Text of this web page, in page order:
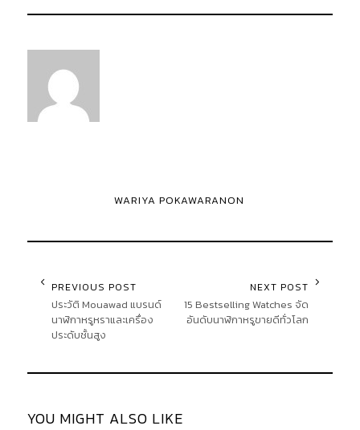
WARIYA POKAWARANON
PREVIOUS POST
ประวัติ Mouawad แบรนด์
นาฬิกาหรูหราและเครื่อง
ประดับชั้นสูง
NEXT POST
15 Bestselling Watches จัด
อันดับนาฬิกาหรูขายดีทั่วโลก
YOU MIGHT ALSO LIKE